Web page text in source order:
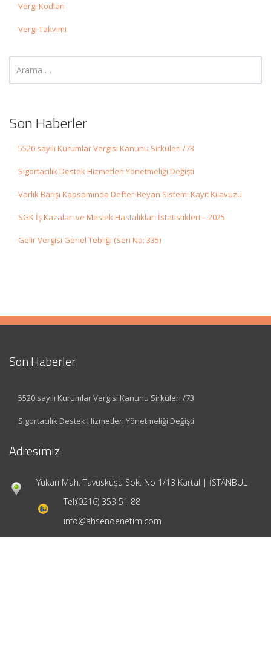
Vergi Kodları
Vergi Takvimi
Son Haberler
5520 sayılı Kurumlar Vergisi Kanunu Sirküleri /73
Sigortacılık Destek Hizmetleri Yönetmeliği Değişti
Varlık Barışı Kapsamında Defter-Beyan Sistemi Kayıt Kılavuzu
SGK İş Kazaları ve Meslek Hastalıkları İstatistikleri – 2025
Gelir Vergisi Genel Tebliği (Seri No: 335)
Son Haberler
5520 sayılı Kurumlar Vergisi Kanunu Sirküleri /73
Sigortacılık Destek Hizmetleri Yönetmeliği Değişti
Adresimiz
Yukarı Mah. Tavuskuşu Sok. No 1/13 Kartal | İSTANBUL
Tel:(0216) 353 51 88
info@ahsendenetim.com